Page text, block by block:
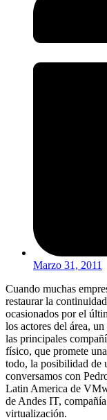
Marzo 31, 2011
Cuando muchas
restaurar la
ocasionados por el
los actores del área,
las principales
físico, que promete
todo, la posibilidad de
conversamos con
Latin America de
de Andes IT,
virtualización.